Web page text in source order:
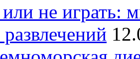
не играть: